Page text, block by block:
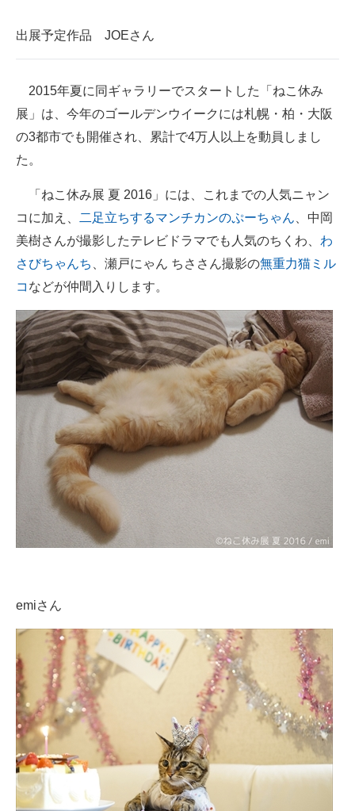
IT製品の技術・比較・事例
製造業のIT導入・活用を支援
電子設計の基本と応用
エネルギーの専門メディア
建設×テクノロジーの最前線
ちょっと気になるネットの話題
出展予定作品 JOEさん
2015年夏に同ギャラリーでスタートした「ねこ休み
展」は、今年のゴールデンウイークには札幌・柏・大阪
の3都市でも開催され、累計で4万人以上を動員しまし
た。
「ねこ休み展 夏 2016」には、これまでの人気ニャン
コに加え、
二足立ちするマンチカンのぷーちゃん 、中岡
美樹さんが撮影したテレビドラマでも人気のちくわ、 わ
さびちゃんち
、瀬戸にゃん ちささん撮影の無重力猫ミル
コ などが仲間入りします。
emiさん